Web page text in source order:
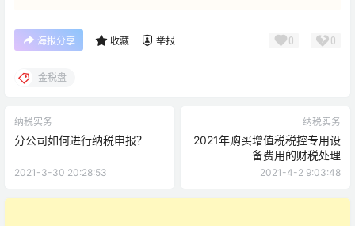
海报分享 收藏 举报 0 0
金税盘
纳税实务
分公司如何进行纳税申报？
2021-3-30 20:28:53
纳税实务
2021年购买增值税税控专用设
备费用的财税处理
2021-4-2 9:03:48